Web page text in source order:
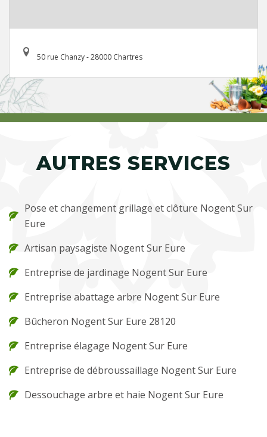
50 rue Chanzy - 28000 Chartres
AUTRES SERVICES
Pose et changement grillage et clôture Nogent Sur
Eure
Artisan paysagiste Nogent Sur Eure
Entreprise de jardinage Nogent Sur Eure
Entreprise abattage arbre Nogent Sur Eure
Bûcheron Nogent Sur Eure 28120
Entreprise élagage Nogent Sur Eure
Entreprise de débroussaillage Nogent Sur Eure
Dessouchage arbre et haie Nogent Sur Eure